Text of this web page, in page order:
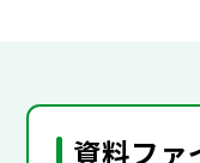
資料ファ